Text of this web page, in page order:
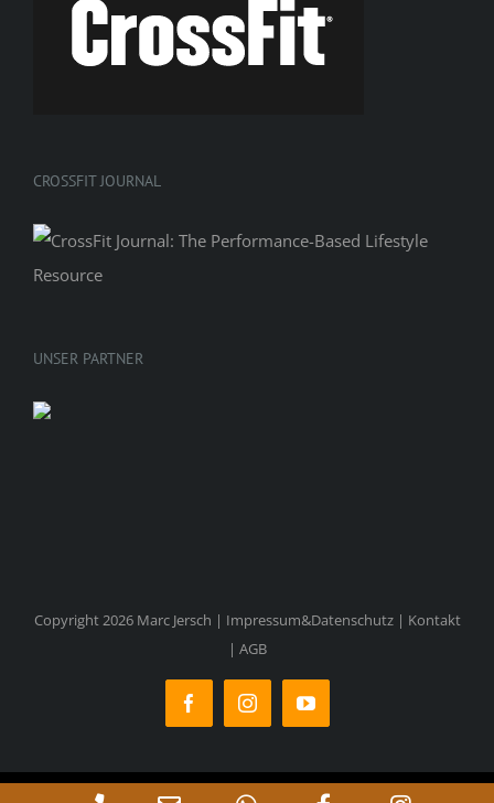
CROSSFIT JOURNAL
UNSER PARTNER
Copyright 2026 Marc Jersch | Impressum&Datenschutz| Kontakt
| AGB
FacebookInstagramYouTube